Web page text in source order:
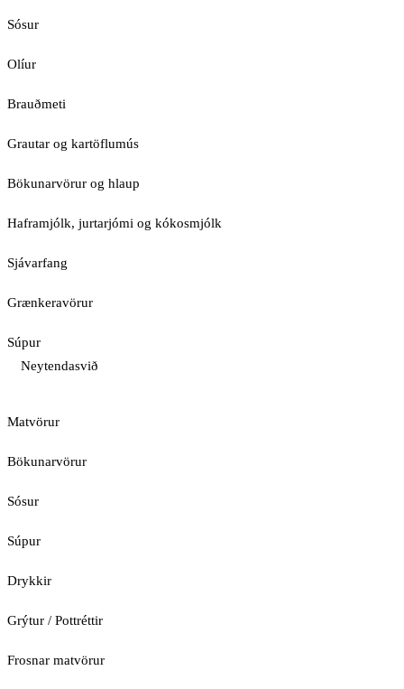
Sósur
Olíur
Brauðmeti
Grautar og kartöflumús
Bökunarvörur og hlaup
Haframjólk, jurtarjómi og kókosmjólk
Sjávarfang
Grænkeravörur
Súpur
Neytendasvið
Matvörur
Bökunarvörur
Sósur
Súpur
Drykkir
Grýtur / Pottréttir
Frosnar matvörur